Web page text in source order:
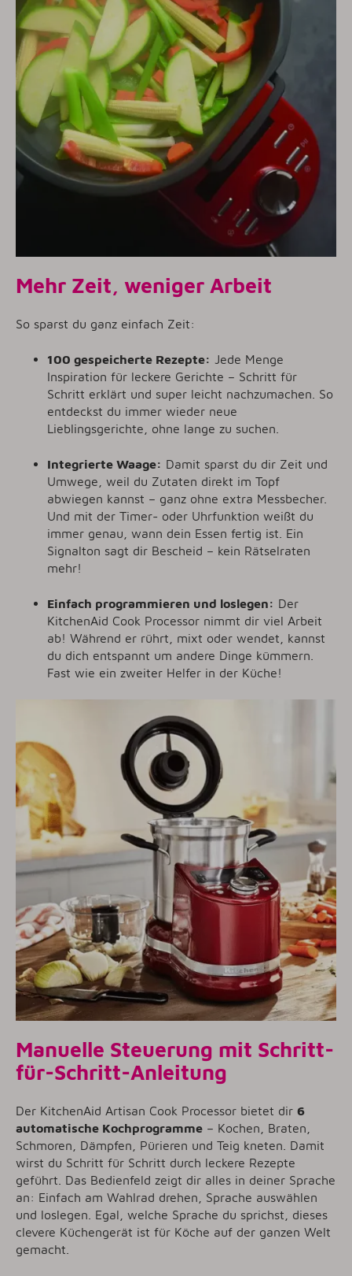
Mehr Zeit, weniger Arbeit
So sparst du ganz einfach Zeit:
100 gespeicherte Rezepte: Jede Menge
Inspiration für leckere Gerichte – Schritt für
Schritt erklärt und super leicht nachzumachen. So
entdeckst du immer wieder neue
Lieblingsgerichte, ohne lange zu suchen.
Integrierte Waage: Damit sparst du dir Zeit und
Umwege, weil du Zutaten direkt im Topf
abwiegen kannst – ganz ohne extra Messbecher.
Und mit der Timer- oder Uhrfunktion weißt du
immer genau, wann dein Essen fertig ist. Ein
Signalton sagt dir Bescheid – kein Rätselraten
mehr!
Einfach programmieren und loslegen: Der
KitchenAid Cook Processor nimmt dir viel Arbeit
ab! Während er rührt, mixt oder wendet, kannst
du dich entspannt um andere Dinge kümmern.
Fast wie ein zweiter Helfer in der Küche!
Manuelle Steuerung mit Schritt-
für-Schritt-Anleitung
Der KitchenAid Artisan Cook Processor bietet dir 6
automatische Kochprogramme – Kochen, Braten,
Schmoren, Dämpfen, Pürieren und Teig kneten. Damit
wirst du Schritt für Schritt durch leckere Rezepte
geführt. Das Bedienfeld zeigt dir alles in deiner Sprache
an: Einfach am Wahlrad drehen, Sprache auswählen
und loslegen. Egal, welche Sprache du sprichst, dieses
clevere Küchengerät ist für Köche auf der ganzen Welt
gemacht.